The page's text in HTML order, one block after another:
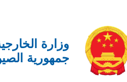
وزارة
جمهورية